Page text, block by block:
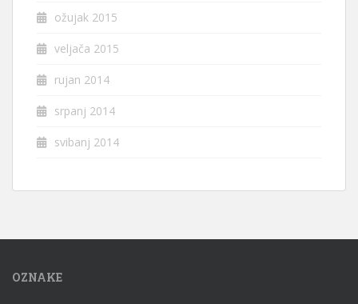
ožujak 2015
veljača 2015
rujan 2014
srpanj 2014
svibanj 2014
OZNAKE